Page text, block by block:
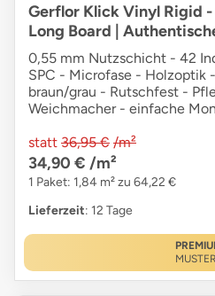
Gerflor Klick Vinyl Rigid
Long Board |
0,55 mm Nutzschicht - 42
SPC - Microfase - Holzoptik
braun/grau - Rutschfest -
Weichmacher - einfache
statt 36,95 € /m²
34,90 € /m²
1 Paket: 1,84 m² zu 64,22 €
Lieferzeit: 12 Tage
MUSTER